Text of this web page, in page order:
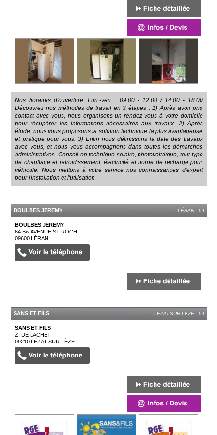
Nos horaires d'ouverture. Lun.-ven. : 09:00 - 12:00 / 14:00 - 18:00
Découvrez nos méthodes de travail en 3 étapes : 1) Après avoir pris
contact avec vous, nous organisons un rendez-vous à votre domicile
pour récupérer les informations nécessaires aux travaux. 2) Après
étude, nous vous proposons la solution technique la plus avantageuse
et pratique pour vous. 3) Enfin nous définissons la date des travaux
avec vous, et nous vous accompagnons dans toutes les démarches
administratives. Conseil en technique solaire, photovoltaïque, tout type
de chauffage et refroidissement, électricité et borne de recharge pour
véhicule. Nous mettons à votre service nos connaissances d'expert
pour l'installation et l'utilisation
BOULBES JEREMY LÉRAN - 09
BOULBES JEREMY
64 Bis AVENUE ST ROCH
09600LÉRAN
SANS ET FILS LÉZAT-SUR-LÈZE - 09
SANS ET FILS
ZI DE LACHET
09210LÉZAT-SUR-LÈZE